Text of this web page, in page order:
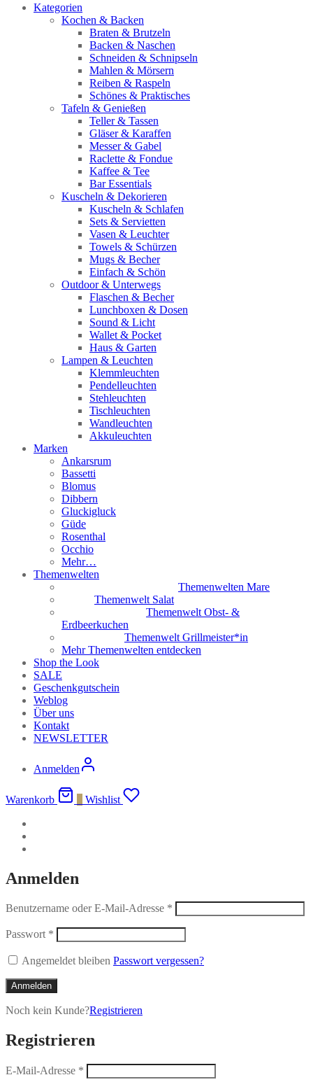
Kategorien
Kochen & Backen
Braten & Brutzeln
Backen & Naschen
Schneiden & Schnipseln
Mahlen & Mörsern
Reiben & Raspeln
Schönes & Praktisches
Tafeln & Genießen
Teller & Tassen
Gläser & Karaffen
Messer & Gabel
Raclette & Fondue
Kaffee & Tee
Bar Essentials
Kuscheln & Dekorieren
Kuscheln & Schlafen
Sets & Servietten
Vasen & Leuchter
Towels & Schürzen
Mugs & Becher
Einfach & Schön
Outdoor & Unterwegs
Flaschen & Becher
Lunchboxen & Dosen
Sound & Licht
Wallet & Pocket
Haus & Garten
Lampen & Leuchten
Klemmleuchten
Pendelleuchten
Stehleuchten
Tischleuchten
Wandleuchten
Akkuleuchten
Marken
Ankarsrum
Bassetti
Blomus
Dibbern
Gluckigluck
Güde
Rosenthal
Occhio
Mehr…
Themenwelten
Themenwelten Mare
Themenwelt Salat
Themenwelt Obst- &
Erdbeerkuchen
Themenwelt Grillmeister*in
Mehr Themenwelten entdecken
Shop the Look
SALE
Geschenkgutschein
Weblog
Über uns
Kontakt
NEWSLETTER
Anmelden
Warenkorb Wishlist
Anmelden
Benutzername oder E-Mail-Adresse *
Passwort *
Angemeldet bleiben Passwort vergessen?
Anmelden
Noch kein Kunde?Registrieren
Registrieren
E-Mail-Adresse *